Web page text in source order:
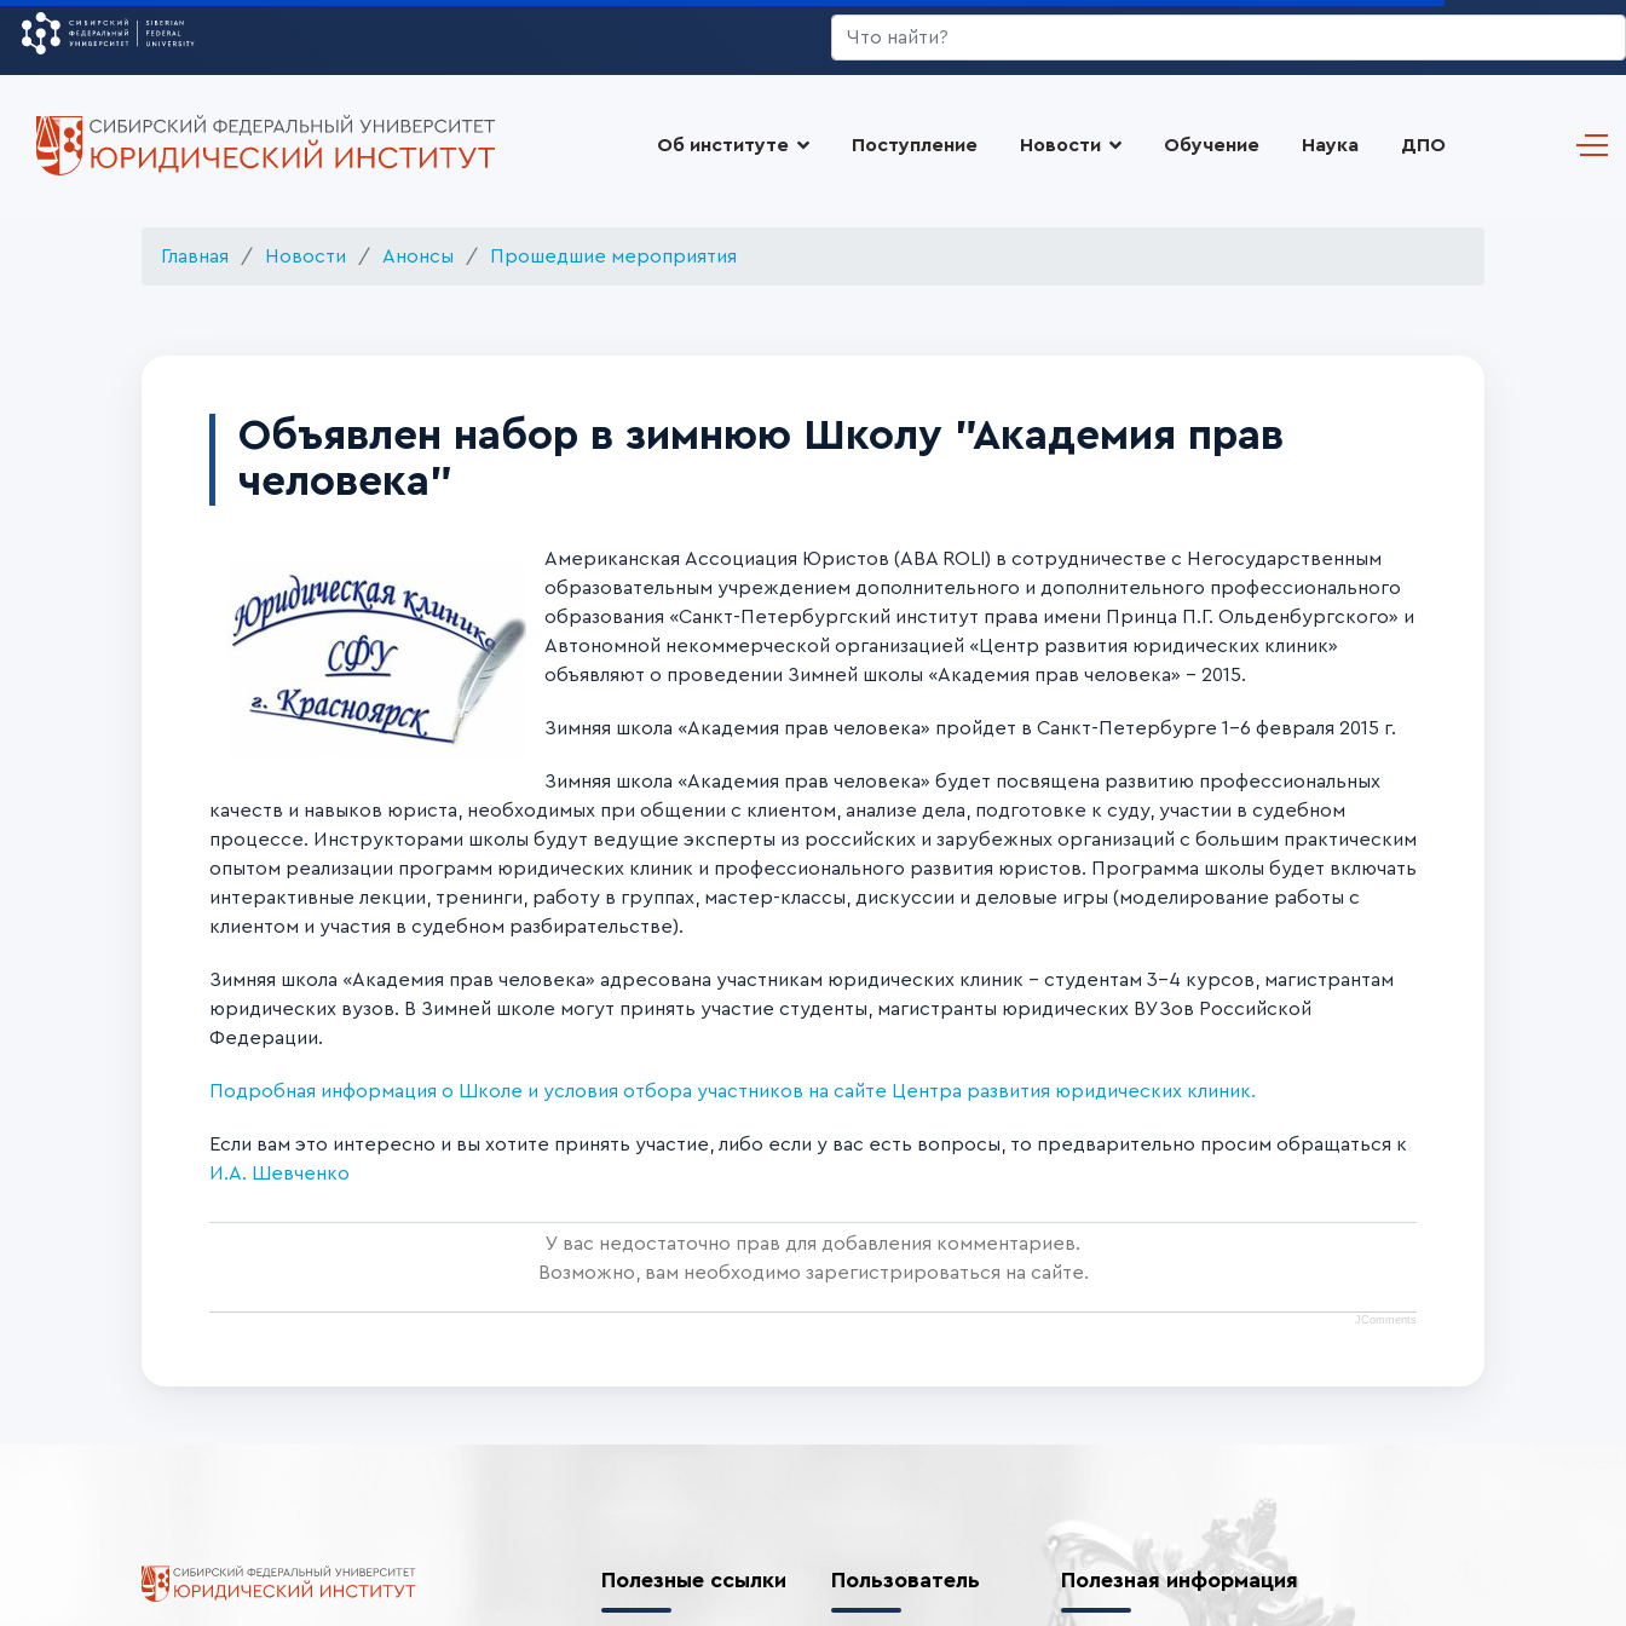
Искать...
Об институте Поступление Новости Обучение Наука ДПО
Главная Новости Анонсы Прошедшие мероприятия
Объявлен набор в зимнюю Школу "Академия прав
человека"
Американская Ассоциация Юристов (ABA ROLI) в сотрудничестве с Негосударственным
образовательным учреждением дополнительного и дополнительного профессионального
образования «Санкт-Петербургский институт права имени Принца П.Г. Ольденбургского» и
Автономной некоммерческой организацией «Центр развития юридических клиник»
объявляют о проведении Зимней школы «Академия прав человека» - 2015.
Зимняя школа «Академия прав человека» пройдет в Санкт-Петербурге 1-6 февраля 2015 г.
Зимняя школа «Академия прав человека» будет посвящена развитию профессиональных
качеств и навыков юриста, необходимых при общении с клиентом, анализе дела, подготовке к суду, участии в судебном
процессе. Инструкторами школы будут ведущие эксперты из российских и зарубежных организаций с большим практическим
опытом реализации программ юридических клиник и профессионального развития юристов. Программа школы будет включать
интерактивные лекции, тренинги, работу в группах, мастер-классы, дискуссии и деловые игры (моделирование работы с
клиентом и участия в судебном разбирательстве).
Зимняя школа «Академия прав человека» адресована участникам юридических клиник - студентам 3-4 курсов, магистрантам
юридических вузов. В Зимней школе могут принять участие студенты, магистранты юридических ВУЗов Российской
Федерации.
Подробная информация о Школе и условия отбора участников на сайте Центра развития юридических клиник.
Если вам это интересно и вы хотите принять участие, либо если у вас есть вопросы, то предварительно просим обращаться к
И.А. Шевченко
У вас недостаточно прав для добавления комментариев.
Возможно, вам необходимо зарегистрироваться на сайте.
JComments
Полезные ссылки Пользователь Полезная информация